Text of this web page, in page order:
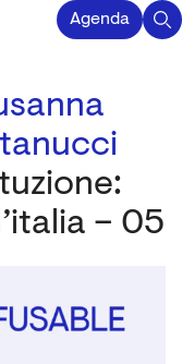
Agenda
– 05